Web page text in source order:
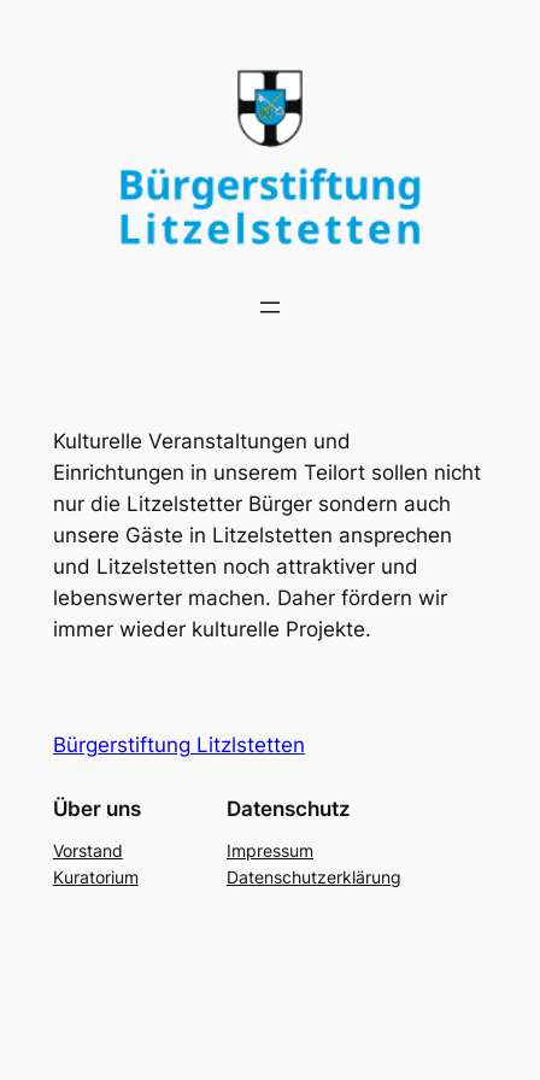
Kulturelle Veranstaltungen und
Einrichtungen in unserem Teilort sollen nicht
nur die Litzelstetter Bürger sondern auch
unsere Gäste in Litzelstetten ansprechen
und Litzelstetten noch attraktiver und
lebenswerter machen. Daher fördern wir
immer wieder kulturelle Projekte.
Bürgerstiftung Litzlstetten
Über uns
Vorstand
Kuratorium
Datenschutz
Impressum
Datenschutzerklärung